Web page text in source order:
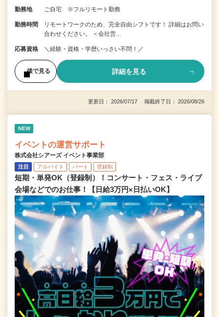
勤務地 ご自宅 ※フルリモート勤務
勤務時間
リモートワークのため、完全自由シフトです！ 詳細はお問い
合わせください。 ＜会社営…
応募資格 ＼経験・資格・学歴いっさい不問！／
後で見る 詳細を見る
更新日： 2026/07/17 掲載終了日： 2026/08/26
NEW
イベントの運営サポート
株式会社シアーズ イベント事業部
注目 アルバイト パート 登録制
短期・単発OK（登録制）！コンサート・フェス・ライブ
会場などでのお仕事！【日給3万円×日払いOK】